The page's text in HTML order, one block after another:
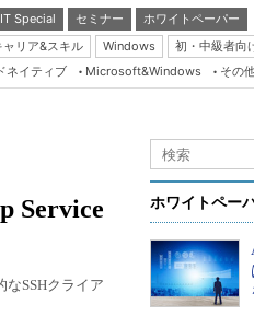
Special セミナー
ホワイトペーパー
ャリア&スキル Windows 初・中級者向
Server & Storage
Java Agile
Database Expert
Linux ＆ OSS
ネイティブ Microsoft&Windows その
Service
SSHクライア
ホワイトペー